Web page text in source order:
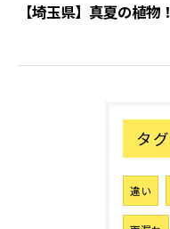
【埼玉県】真夏の植物！
タグ
違い